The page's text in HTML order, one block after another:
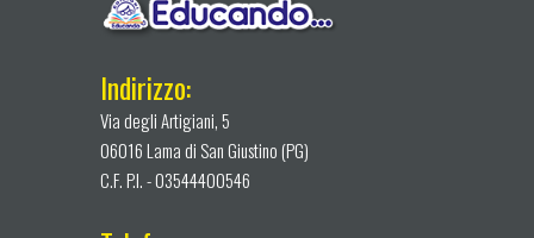
Indirizzo:
Via degli Artigiani, 5
06016 Lama di San Giustino (PG)
C.F. P.I. - 03544400546